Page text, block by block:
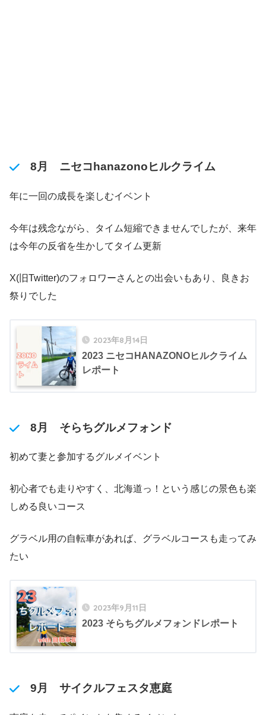
8月 ニセコhanazonoヒルクライム
年に一回の成長を楽しむイベント
今年は残念ながら、タイム短縮できませんでしたが、来年
は今年の反省を生かしてタイム更新
X(旧Twitter)のフォロワーさんとの出会いもあり、良きお
祭りでした
2023年8月14日
2023 ニセコHANAZONOヒルクライム
レポート
8月 そらちグルメフォンド
初めて妻と参加するグルメイベント
初心者でも走りやすく、北海道っ！という感じの景色も楽
しめる良いコース
グラベル用の自転車があれば、グラベルコースも走ってみ
たい
2023年9月11日
2023 そらちグルメフォンドレポート
9月 サイクルフェスタ恵庭